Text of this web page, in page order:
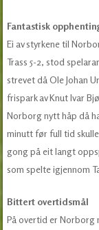
Fantastisk
Ei av styrkene til
Trass 5-2, stod
strevet då Ole Johan
frispark av Knut Ivar
Norborg nytt håp då
minutt før full tid
gong på eit langt
som spelte igjennom
Bittert overtidsmål
På overtid er Norborg